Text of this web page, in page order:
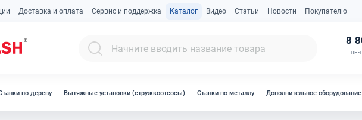
Доставка и оплата Сервис и поддержка Каталог Видео Статьи Новости Покупателю
8
пн-
по дереву Вытяжные установки (стружкоотсосы) Станки по металлу Дополнительное оборудование